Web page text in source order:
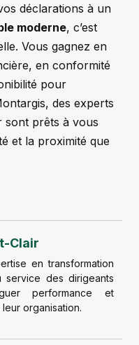
déclarations à un
moderne, c’est
Vous gagnez en
en conformité
pour
des experts
sont prêts à vous
et la proximité que
Clair
en transformation
service des dirigeants
performance et
organisation.